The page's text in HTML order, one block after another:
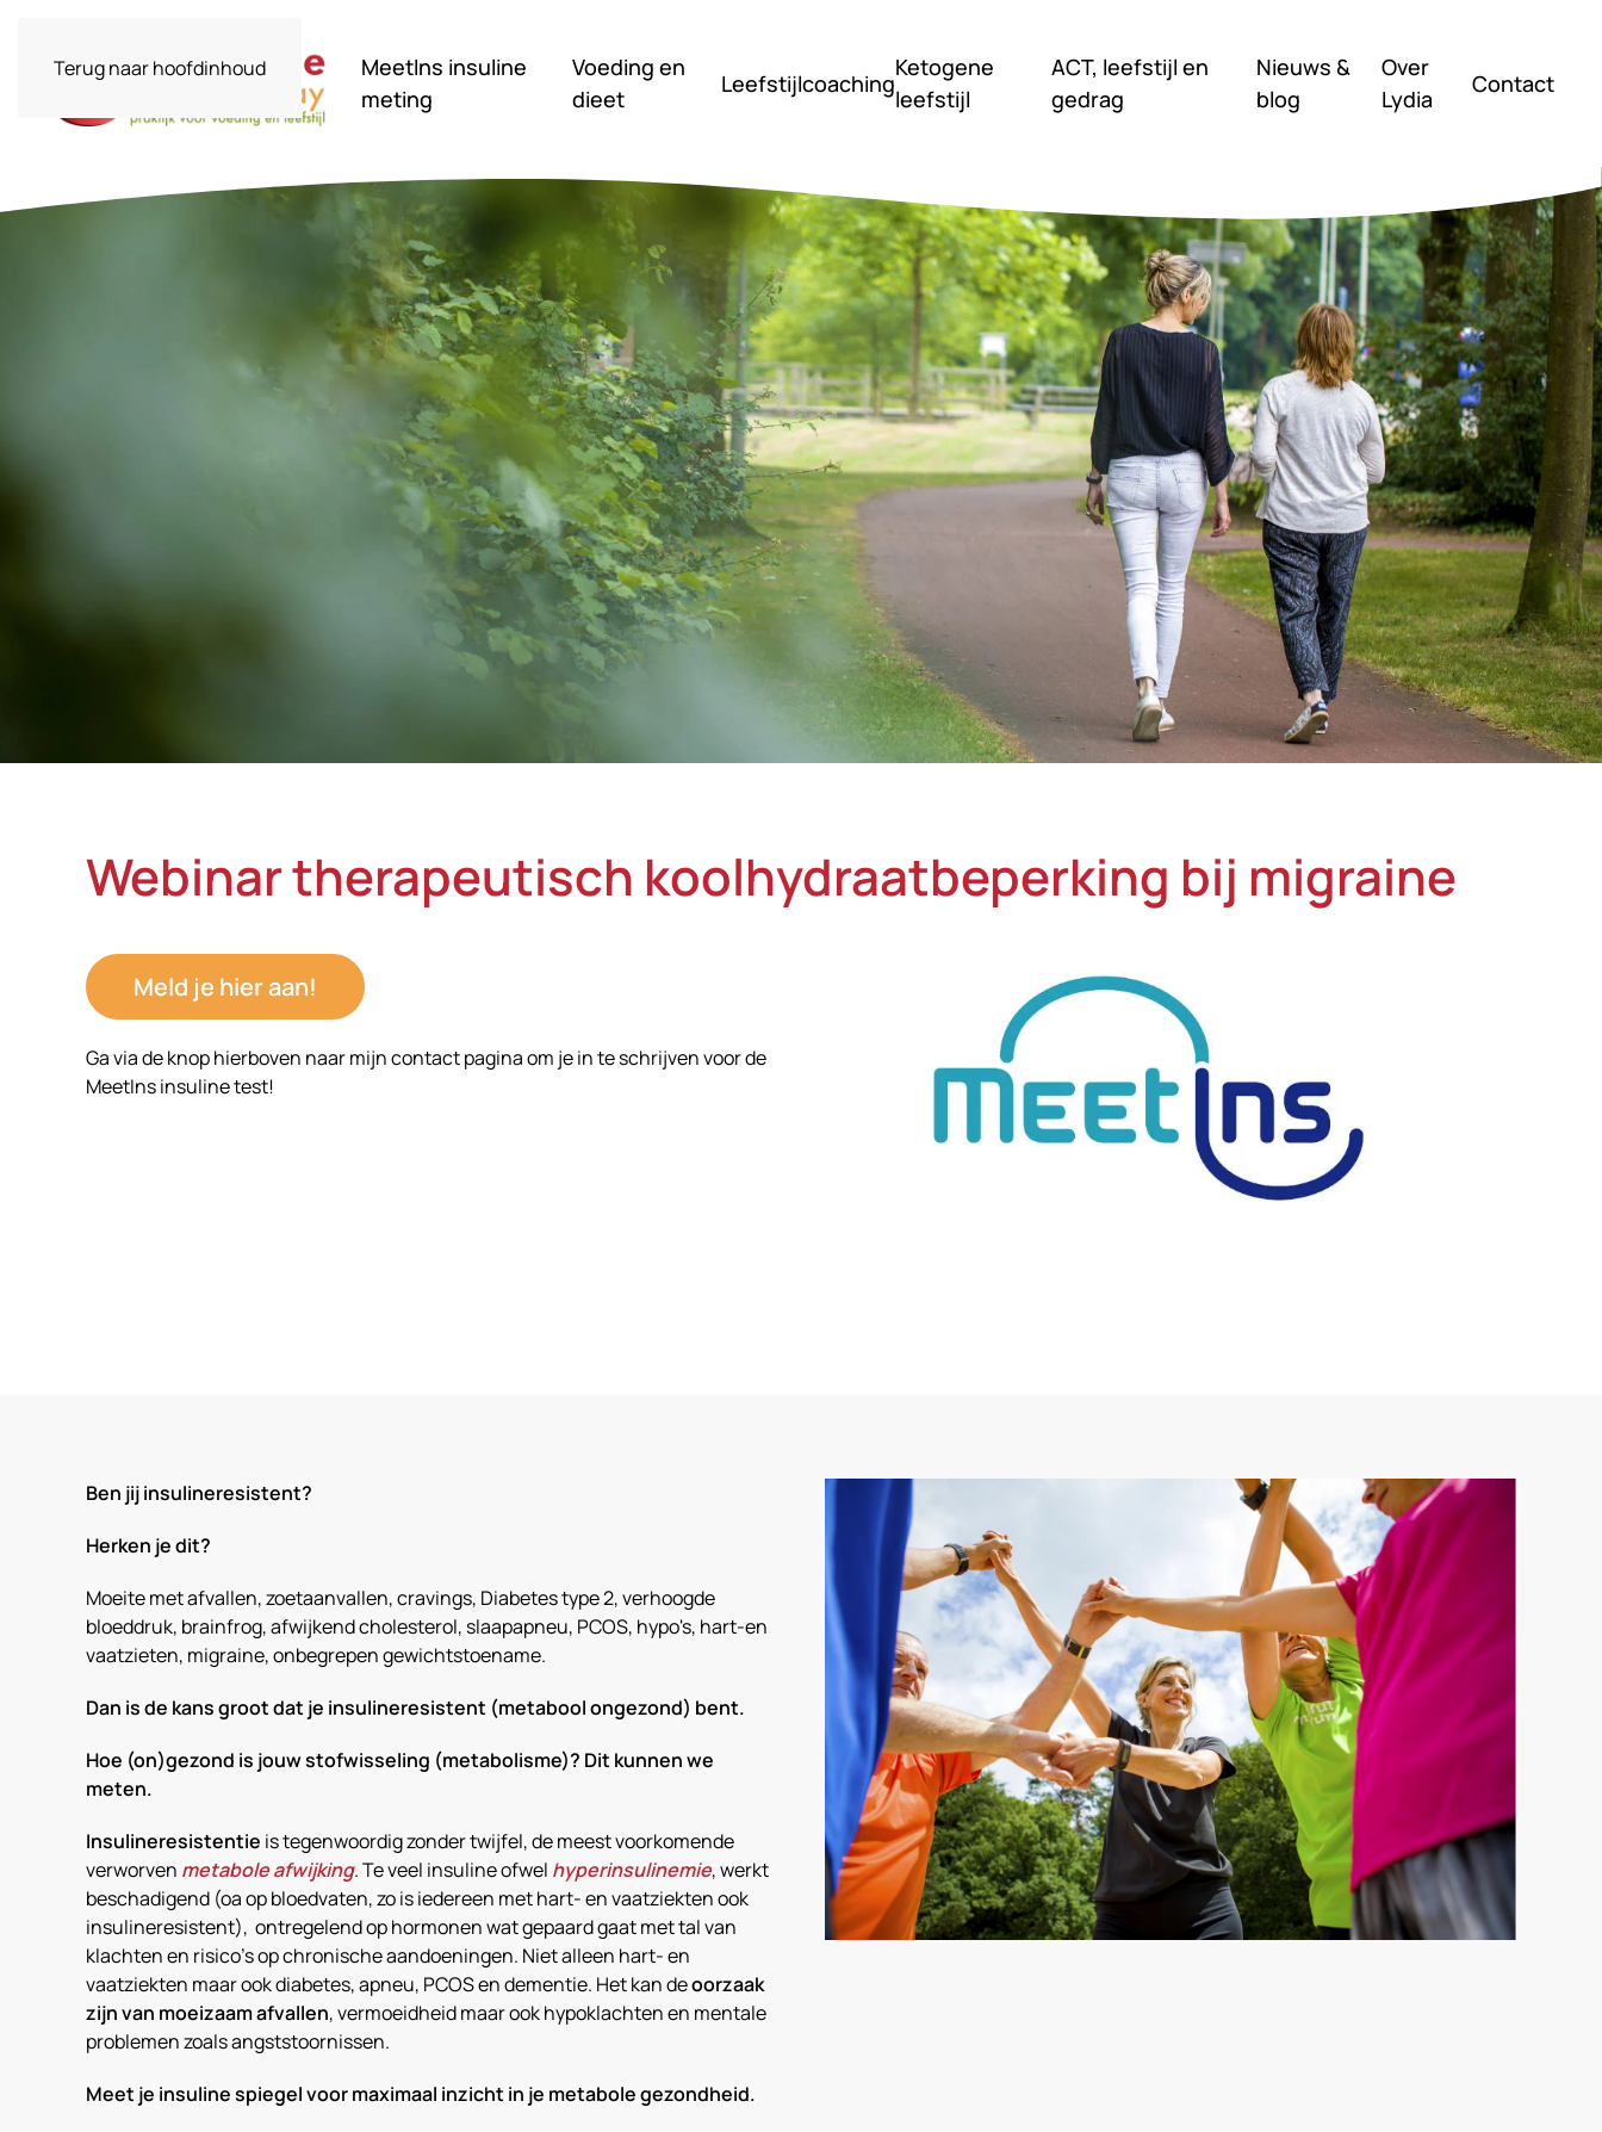
Terug naar hoofdinhoud
MeetIns insuline
meting
Voeding en
dieet
Leefstijlcoaching
Ketogene
leefstijl
ACT, leefstijl en
gedrag
Nieuws &
blog
Over
Lydia
Contact
Webinar therapeutisch koolhydraatbeperking bij migraine
Meld je hier aan!
Ga via de knop hierboven naar mijn contact pagina om je in te schrijven voor de
MeetIns insuline test!
Ben jij insulineresistent?
Herken je dit?
Moeite met afvallen, zoetaanvallen, cravings, Diabetes type 2, verhoogde
bloeddruk, brainfrog, afwijkend cholesterol, slaapapneu, PCOS, hypo's, hart-en
vaatzieten, migraine, onbegrepen gewichtstoename.
Dan is de kans groot dat je insulineresistent (metabool ongezond) bent.
Hoe (on)gezond is jouw stofwisseling (metabolisme)? Dit kunnen we
meten.
Insulineresistentie is tegenwoordig zonder twijfel, de meest voorkomende
verworven metabole afwijking. Te veel insuline ofwel hyperinsulinemie, werkt
beschadigend (oa op bloedvaten, zo is iedereen met hart- en vaatziekten ook
insulineresistent), ontregelend op hormonen wat gepaard gaat met tal van
klachten en risico’s op chronische aandoeningen. Niet alleen hart- en
vaatziekten maar ook diabetes, apneu, PCOS en dementie. Het kan deoorzaak
zijn van moeizaam afvallen, vermoeidheid maar ook hypoklachten en mentale
problemen zoals angststoornissen.
Meet je insuline spiegel voor maximaal inzicht in je metabole gezondheid.